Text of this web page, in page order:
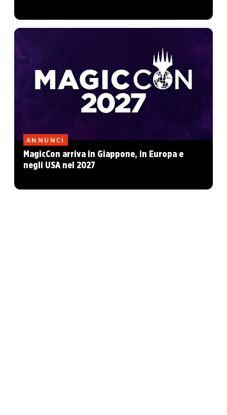
ANNUNCI
MagicCon arriva in Giappone, in Europa e
negli USA nel 2027